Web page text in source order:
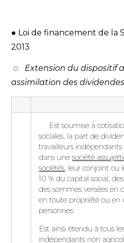
● Loi de financement de la
2013
o Extension du dispositif
assimilation des
Est soumise à
sociales, la part de
travailleurs
dans unesociété
sociétés, leur conjoint ou
10 % du capital social,
des sommes versées en
en toute propriété ou en
personnes.
Est ainsi étendu à tous
indépendants non